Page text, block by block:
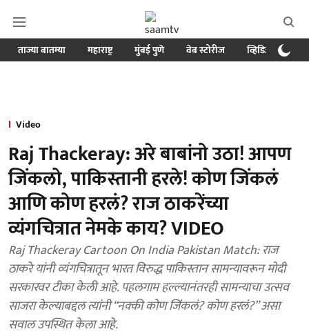
ताज्या बातम्या महाराष्ट्र मुंबई पुणे वेब स्टोरीज व्हिडिओ
Video
Raj Thackeray: अरे बाबांनो उठा! आपण
जिंकलो, पाकिस्तानी हरले! कोण जिंकलं
आणि कोण हरलं? राज ठाकरेंच्या
व्यंगचित्रात नेमके काय? VIDEO
Raj Thackeray Cartoon On India Pakistan Match: राज
ठाकरे यांनी व्यंगचित्रातून भारत विरुद्ध पाकिस्तान सामन्यावरून मोदी
सरकारवर टीका केली आहे. पहलगाम हल्ल्यानंतरही सामन्याचा उत्सव
साजरा केल्याबद्दल त्यांनी “नक्की कोण जिंकलं? कोण हरलं?” असा
सवाल उपस्थित केला आहे.